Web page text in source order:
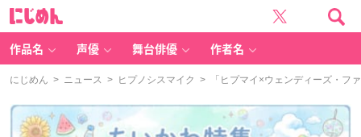
作品名 声優 舞台俳優 作者名
にじめん > ニュース > ヒプノシスマイク > 「ヒプマイ×ウェンディーズ・フ